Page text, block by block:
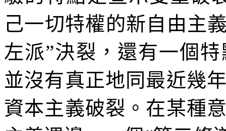
己一切特權的新自由主
左派”決裂，還有一個
並沒有真正地同最近幾
資本主義破裂。在某種